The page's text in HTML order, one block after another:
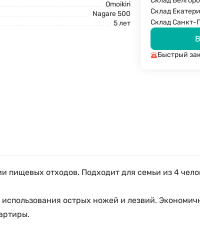
Omoikiri
Nagare 500
5 лет
Склад
Склад Санкт-
Быстрый
пищевых отходов. Подходит для семьи из 4
острых ножей и лезвий.